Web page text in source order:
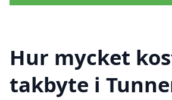
Hur mycket
takbyte i